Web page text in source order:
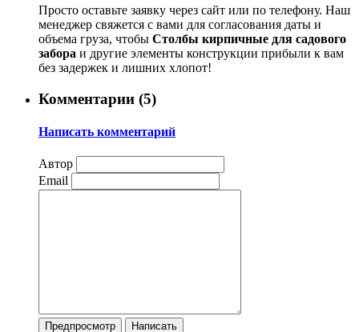
Просто оставьте заявку через сайт или по телефону. Наш
менеджер свяжется с вами для согласования даты и
объема груза, чтобы Столбы кирпичные для садового
забора и другие элементы конструкции прибыли к вам
без задержек и лишних хлопот!
Комментарии (5)
Написать комментарий
Автор
Email